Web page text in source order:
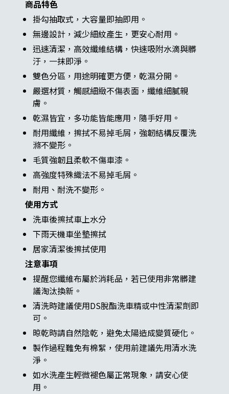
商品特色
掛勾抽取式，大容量即抽即用。
無邊設計，減少細紋產生，更安心耐用。
迅速清潔，高效纖維結構，快速吸附水滴與髒
汙，一抹即淨。
雙色分區，用途明確更方便，乾濕分開。
嚴選材質，觸感細緻不傷表面，纖維細膩親
膚。
乾濕皆宜，多功能皆能應用，隨手好用。
耐用纖維，擦拭不易掉毛屑，強韌結構反覆洗
滌不變形。
毛質強韌且柔軟不傷車漆。
高強度特殊織法不易掉毛屑。
耐用、耐洗不變形。
使用方式
洗車後擦拭車上水分
下雨天機車坐墊擦拭
居家清潔後擦拭使用
注意事項
提醒您纖維布屬於消耗品，若已使用非常髒建
議淘汰換新。
清洗時建議使用DS脫酯洗車精或中性清潔劑即
可。
晾乾時請自然陰乾，避免太陽造成變質硬化。
製作過程難免有棉絮，使用前建議先用清水洗
淨。
如水洗產生輕微褪色屬正常現象，請安心使
用。